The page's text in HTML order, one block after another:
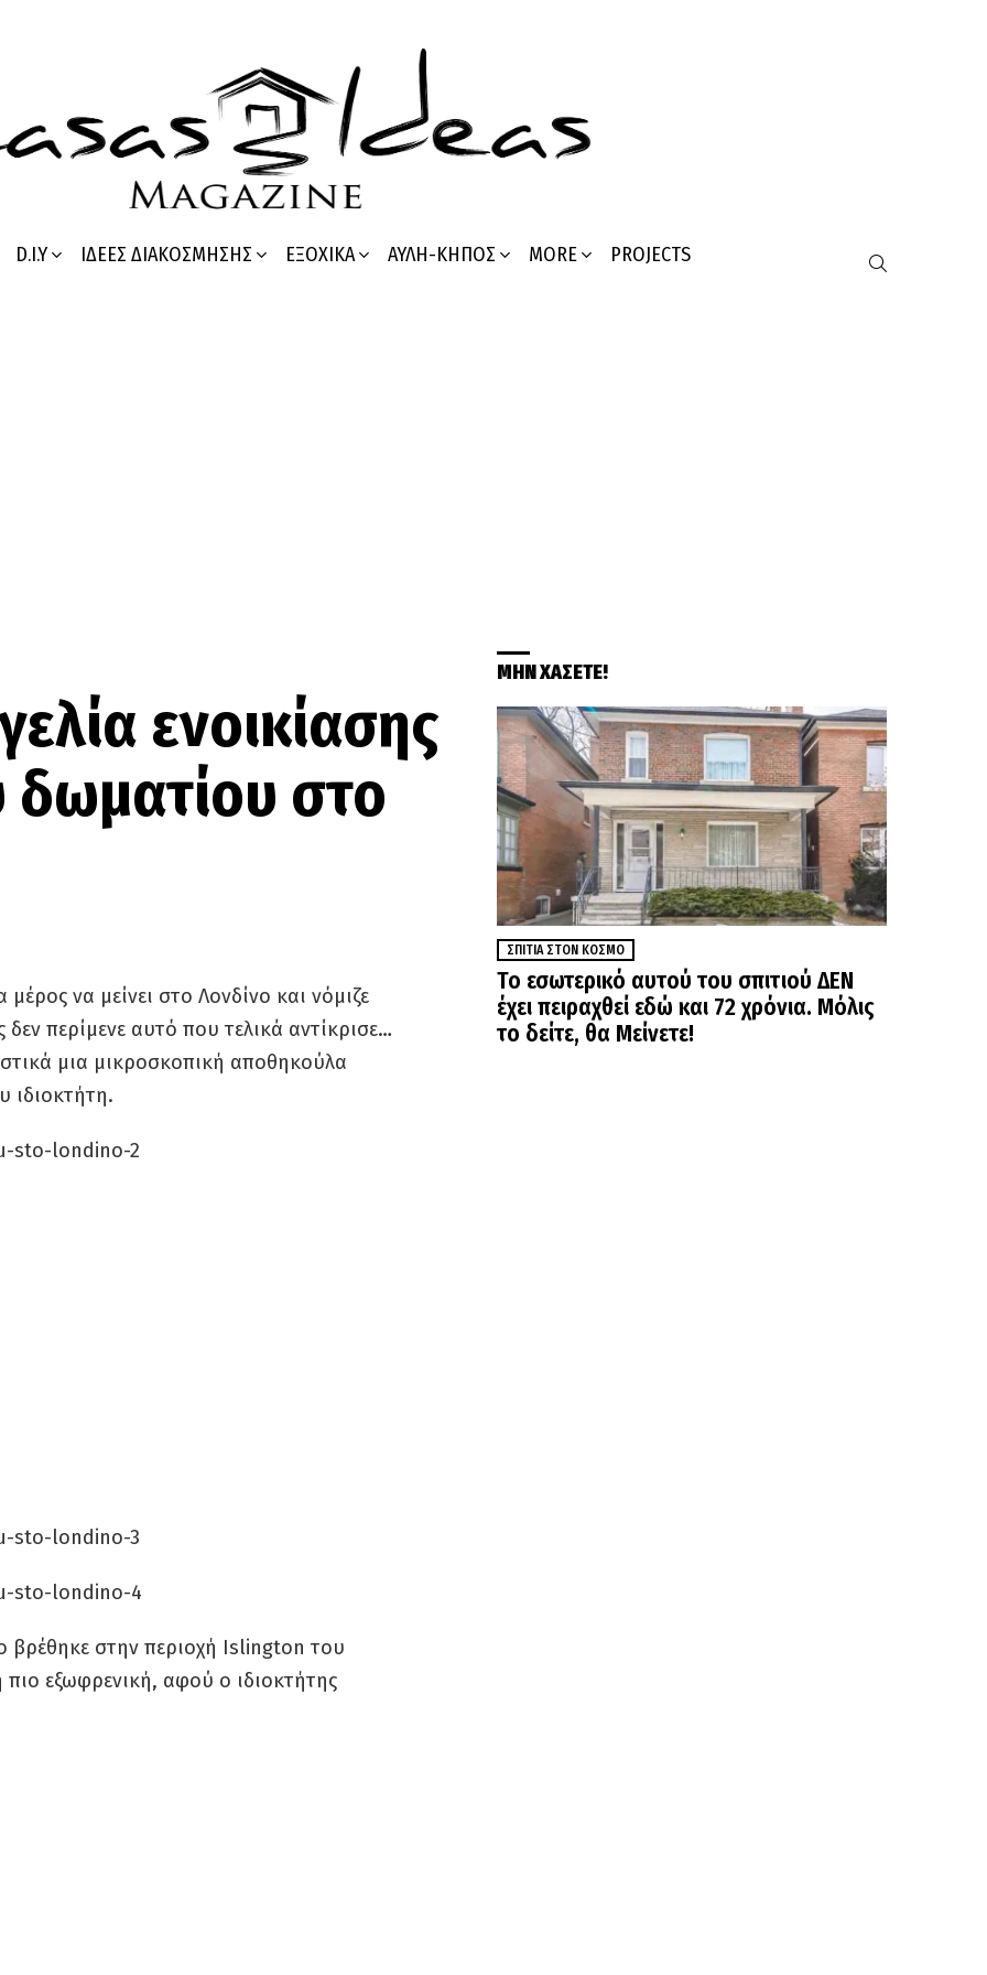
D.I.Y ΙΔΈΕΣ ΔΙΑΚΌΣΜΗΣΗΣ ΕΞΟΧΙΚΆ ΑΥΛΉ-ΚΉΠΟΣ MORE PROJECTS
ενοικίασης
δωματίου στο
να μείνει στο Λονδίνο και νόμιζε
δεν περίμενε αυτό που τελικά αντίκρισε…
μια μικροσκοπική αποθηκούλα
ιδιοκτήτη.
βρέθηκε στην περιοχή Islington του
εξωφρενική, αφού ο ιδιοκτήτης
ΜΗΝ ΧΑΣΕΤΕ!
ΣΠΊΤΙΑ ΣΤΟΝ ΚΌΣΜΟ
Το εσωτερικό αυτού του σπιτιού ΔΕΝ
έχει πειραχθεί εδώ και 72 χρόνια. Μόλις
το δείτε, θα Μείνετε!